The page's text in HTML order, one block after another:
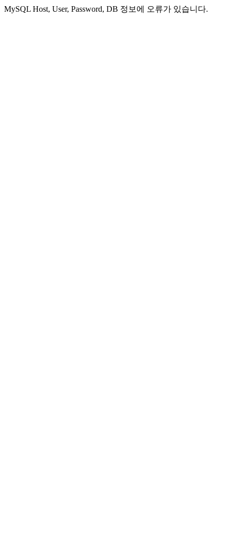
MySQL Host, User, Password, DB 정보에 오류가 있습니다.